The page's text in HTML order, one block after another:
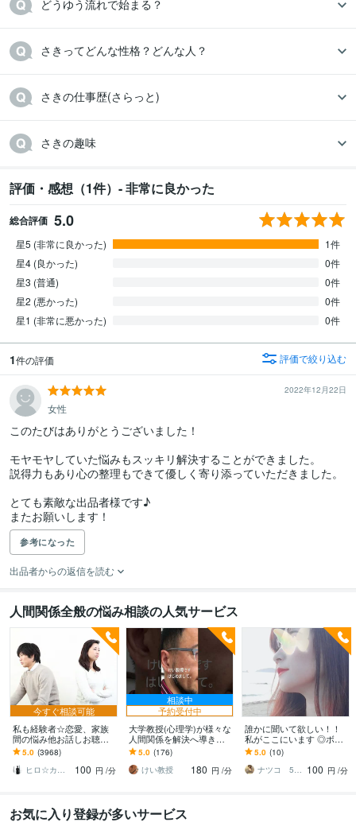
どうゆう流れで始まる？
さきってどんな性格？どんな人？
さきの仕事歴(さらっと)
さきの趣味
評価・感想（1件）- 非常に良かった
総合評価 5.0
星5 (非常に良かった)
1件
星4 (良かった)
0件
星3 (普通)
0件
星2 (悪かった)
0件
星1 (非常に悪かった)
0件
1件の評価 評価で絞り込む
2022年12月22日
女性
このたびはありがとうございました！
モヤモヤしていた悩みもスッキリ解決することができました。
説得力もあり心の整理もできて優しく寄り添っていただきました。
とても素敵な出品者様です♪
またお願いします！
参考になった
出品者からの返信を読む
人間関係全般の悩み相談の人気サービス
今すぐ相談可能
私も経験者☆恋愛、家族
間の悩み他お話しお聴き
します 心理カウンセラー
が恋愛・復縁・夫婦問題
等☆解決策を共有します
5.0 (3968)
ヒロ☆カウンセリング＆コンサルティング
100 円 /分
相談中
予約受付中
大学教授(心理学)が様々な
人間関係を解決へ導きま
す プロカウンセリングや
経験者アドバイス等に限
界を感じた方へも
5.0 (176)
けい教授
180 円 /分
誰かに聞いて欲しい！！
私がここにいます ◎ボイ
スサンプルあり◎ゆっく
り丁寧にお話お聴きしま
す。
5.0 (10)
ナツコ 50代女性 ８月限定お値下げ中！ 100 円 /分
お気に入り登録が多いサービス